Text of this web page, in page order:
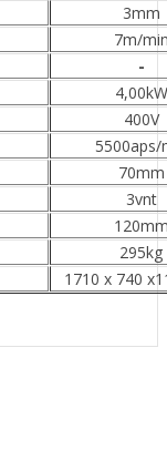
3mm
7m/
-
4,00kW
400V
5500aps/
70mm
3vnt
295kg
1710 x 740